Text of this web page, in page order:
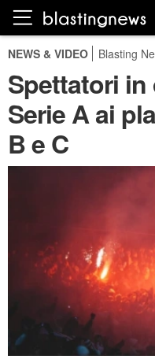
NEWS & VIDEO Blasting
Spettatori
Serie A ai
B e C